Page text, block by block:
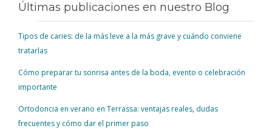
Últimas publicaciones en nuestro Blog
Tipos de caries: de la más leve a la más grave y cuándo conviene
tratarlas
Cómo preparar tu sonrisa antes de la boda, evento o celebración
importante
Ortodoncia en verano en Terrassa: ventajas reales, dudas
frecuentes y cómo dar el primer paso